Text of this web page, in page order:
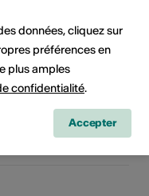
qu'une
photo le 19.12.24
Autre
19.12.2024
/ distributeur:
données, cliquez sur
préférences en
plus amples
confidentialité.
Accepter